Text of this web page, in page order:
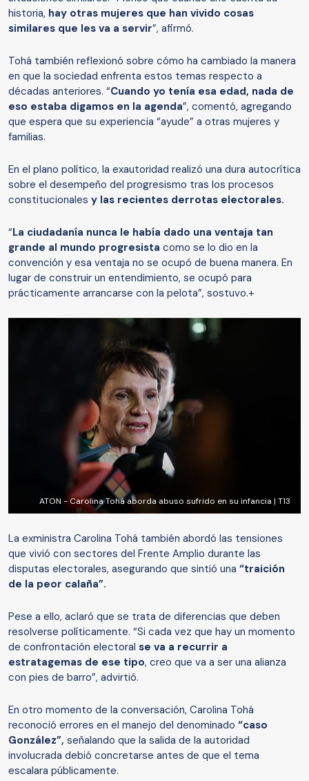
historia, hay otras mujeres que han vivido cosas
similares que les va a servir”, afirmó.
Tohá también reflexionó sobre cómo ha cambiado la manera
en que la sociedad enfrenta estos temas respecto a
décadas anteriores. “Cuando yo tenía esa edad, nada de
eso estaba digamos en la agenda”, comentó, agregando
que espera que su experiencia “ayude” a otras mujeres y
familias.
En el plano político, la exautoridad realizó una dura autocrítica
sobre el desempeño del progresismo tras los procesos
constitucionales y las recientes derrotas electorales.
“La ciudadanía nunca le había dado una ventaja tan
grande al mundo progresista como se lo dio en la
convención y esa ventaja no se ocupó de buena manera. En
lugar de construir un entendimiento, se ocupó para
prácticamente arrancarse con la pelota”, sostuvo.+
ATON - Carolina Tohá aborda abuso sufrido en su infancia | T13
La exministra Carolina Tohá también abordó las tensiones
que vivió con sectores del Frente Amplio durante las
disputas electorales, asegurando que sintió una “traición
de la peor calaña”.
Pese a ello, aclaró que se trata de diferencias que deben
resolverse políticamente. “Si cada vez que hay un momento
de confrontación electoral se va a recurrir a
estratagemas de ese tipo, creo que va a ser una alianza
con pies de barro”, advirtió.
En otro momento de la conversación, Carolina Tohá
reconoció errores en el manejo del denominado “caso
González”, señalando que la salida de la autoridad
involucrada debió concretarse antes de que el tema
escalara públicamente.